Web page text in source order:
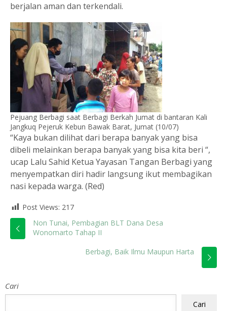
berjalan aman dan terkendali.
Pejuang Berbagi saat Berbagi Berkah Jumat di bantaran Kali
Jangkuq Pejeruk Kebun Bawak Barat, Jumat (10/07)
“Kaya bukan dilihat dari berapa banyak yang bisa
dibeli melainkan berapa banyak yang bisa kita beri “,
ucap Lalu Sahid Ketua Yayasan Tangan Berbagi yang
menyempatkan diri hadir langsung ikut membagikan
nasi kepada warga. (Red)
Post Views: 217
Non Tunai, Pembagian BLT Dana Desa
Wonomarto Tahap II
Berbagi, Baik Ilmu Maupun Harta
Cari
Cari